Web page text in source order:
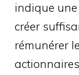
indique
créer
rémunérer